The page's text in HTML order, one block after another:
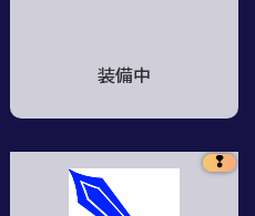
装備中
❢